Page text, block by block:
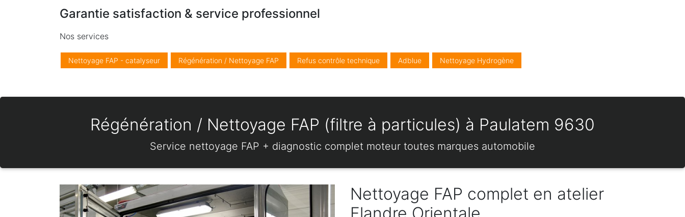
Garantie satisfaction & service professionnel
Nos services
Nettoyage FAP - catalyseur Régénération / Nettoyage FAP Refus contrôle technique Adblue Nettoyage Hydrogène
Régénération / Nettoyage FAP (filtre à particules) à Paulatem 9630
Service nettoyage FAP + diagnostic complet moteur toutes marques automobile
Nettoyage FAP complet en atelier